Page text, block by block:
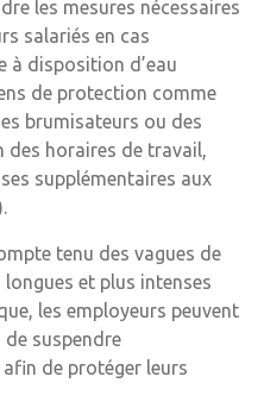
les mesures nécessaires
salariés en cas
à disposition d’eau
de protection comme
brumisateurs ou des
des horaires de travail,
supplémentaires aux
tenu des vagues de
et plus intenses
les employeurs peuvent
suspendre
de protéger leurs